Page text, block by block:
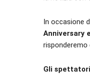
In occasione
Anniversary
risponderemo
Gli